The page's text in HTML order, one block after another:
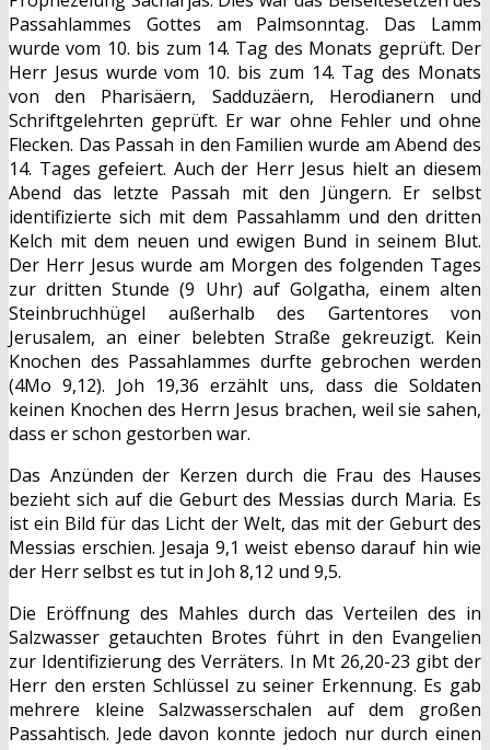
Passahlammes Gottes am Palmsonntag. Das Lamm
wurde vom 10. bis zum 14. Tag des Monats geprüft. Der
Herr Jesus wurde vom 10. bis zum 14. Tag des Monats
von den Pharisäern, Sadduzäern, Herodianern und
Schriftgelehrten geprüft. Er war ohne Fehler und ohne
Flecken. Das Passah in den Familien wurde am Abend des
14. Tages gefeiert. Auch der Herr Jesus hielt an diesem
Abend das letzte Passah mit den Jüngern. Er selbst
identifizierte sich mit dem Passahlamm und den dritten
Kelch mit dem neuen und ewigen Bund in seinem Blut.
Der Herr Jesus wurde am Morgen des folgenden Tages
zur dritten Stunde (9 Uhr) auf Golgatha, einem alten
Steinbruchhügel außerhalb des Gartentores von
Jerusalem, an einer belebten Straße gekreuzigt. Kein
Knochen des Passahlammes durfte gebrochen werden
(4Mo 9,12). Joh 19,36 erzählt uns, dass die Soldaten
keinen Knochen des Herrn Jesus brachen, weil sie sahen,
dass er schon gestorben war.
Das Anzünden der Kerzen durch die Frau des Hauses
bezieht sich auf die Geburt des Messias durch Maria. Es
ist ein Bild für das Licht der Welt, das mit der Geburt des
Messias erschien. Jesaja 9,1 weist ebenso darauf hin wie
der Herr selbst es tut in Joh 8,12 und 9,5.
Die Eröffnung des Mahles durch das Verteilen des in
Salzwasser getauchten Brotes führt in den Evangelien
zur Identifizierung des Verräters. In Mt 26,20-23 gibt der
Herr den ersten Schlüssel zu seiner Erkennung. Es gab
mehrere kleine Salzwasserschalen auf dem großen
Passahtisch. Jede davon konnte jedoch nur durch einen